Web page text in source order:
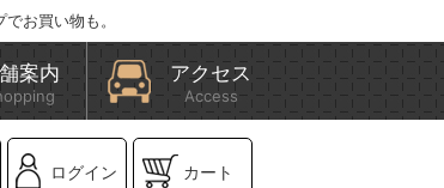
お買い物も。
案内 アクセス
Access
ログイン カート